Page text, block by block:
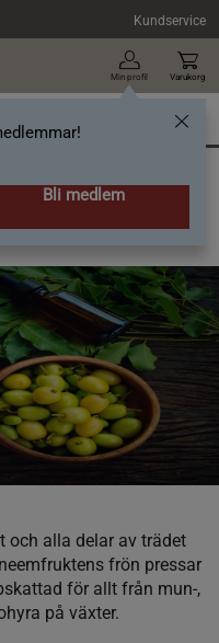
Kundservice
Min profil
Bli medlem
Varukorg
neemolja
och alla delar av trädet
frön pressar
för allt från mun-,
på växter.